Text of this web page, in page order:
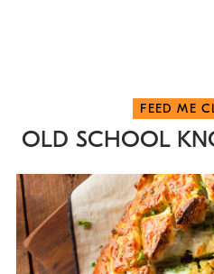
FEED ME
OLD SCHOOL